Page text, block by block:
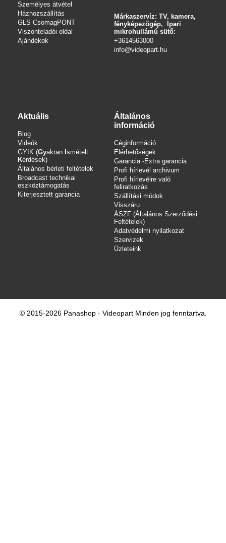
Személyes átvétel
Házhozszállítás
GLS CsomagPONT
Viszonteladói oldal
Ajándékok
Márkaszervíz: TV, kamera,
fényképezőgép, Ipari
mikrohullámú sütő:
+3614563000
info@videopart.hu
Aktuális
Blog
Videók
GYIK (Gyakran smételt
Kérdések)
Általános bérleti feltételek
Broadcast technikai
eszköztámogatás
Kiterjesztett garancia
Általános
információ
Céginformáció
Elérhetőségek
Garancia -Extra garancia
Profi hírlevél archivum
Profi hírlevélre való
feliratkozás
Szállítási módok
Visszáru
ÁSZF (Általános Szerződési
Feltételek)
Adatvédelmi nyilatkozat
Szervizek
Üzleteink
© 2015-2026 Panashop - Videopart Minden jog fenntartva.